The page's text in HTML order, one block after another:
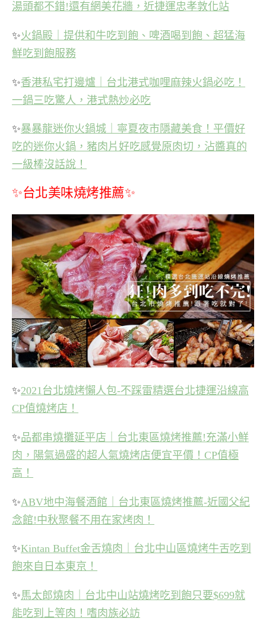
湯頭都不錯!還有網美花牆，近捷運忠孝敦化站
✨火鍋殿｜提供和牛吃到飽、啤酒喝到飽、超猛海
鮮吃到飽服務
✨香港私宅打邊爐｜台北港式咖哩麻辣火鍋必吃！
一鍋三吃驚人，港式熱炒必吃
✨暴暴龍迷你火鍋城｜寧夏夜市隱藏美食！平價好
吃的迷你火鍋，豬肉片好吃感覺原肉切，沾醬真的
一級棒沒話說！
✨台北美味燒烤推薦✨
✨2021台北燒烤懶人包-不踩雷精選台北捷運沿線高
CP值燒烤店！
✨品都串燒攤延平店｜台北東區燒烤推薦!充滿小鮮
肉，陽氣過盛的超人氣燒烤店便宜平價！CP值極
高！
✨ABV地中海餐酒館｜台北東區燒烤推薦-近國父紀
念館!中秋聚餐不用在家烤肉！
✨Kintan Buffet金舌燒肉｜台北中山區燒烤牛舌吃到
飽來自日本東京！
✨馬太郎燒肉｜台北中山站燒烤吃到飽只要$699就
能吃到上等肉！嗜肉族必訪